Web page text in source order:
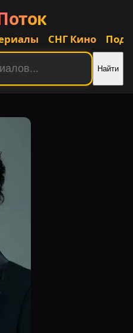
СНГ Кино
Найти